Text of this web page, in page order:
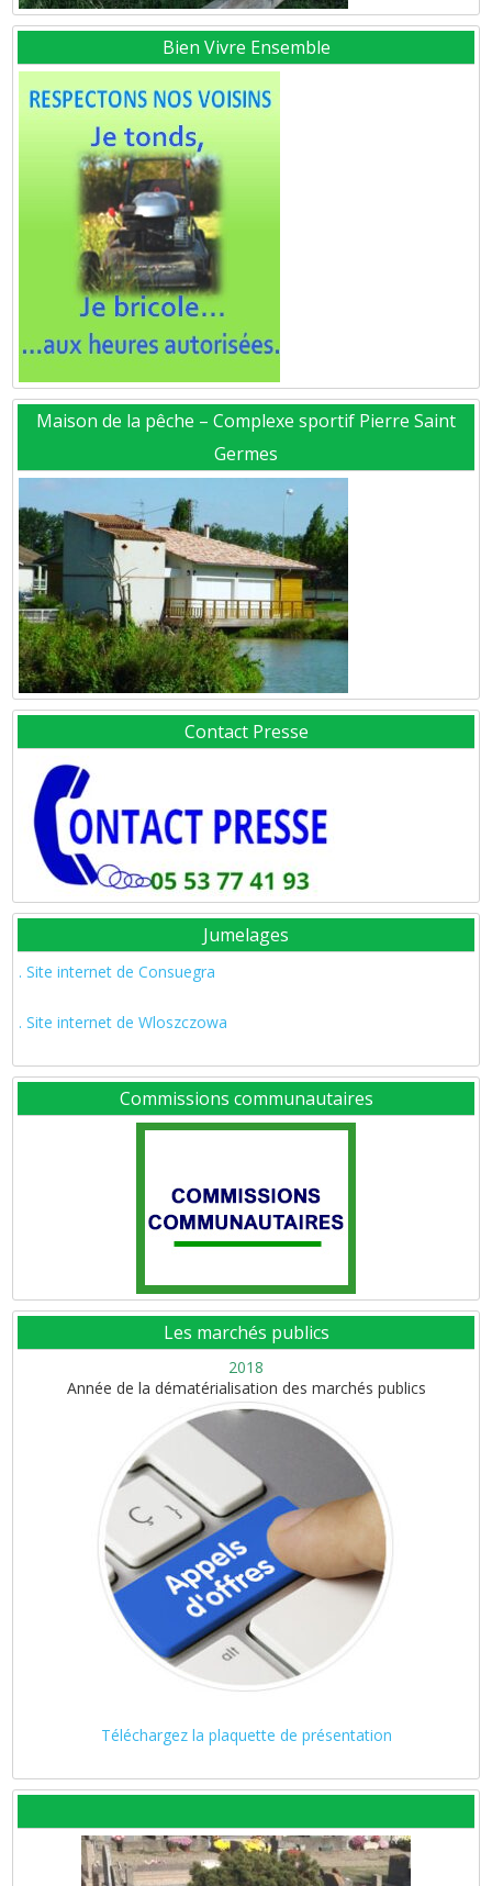
Bien Vivre Ensemble
Maison de la pêche – Complexe sportif Pierre Saint
Germes
Contact Presse
Jumelages
. Site internet de Consuegra
. Site internet de Wloszczowa
Commissions communautaires
Les marchés publics
2018
Année de la dématérialisation des marchés publics
Téléchargez la plaquette de présentation